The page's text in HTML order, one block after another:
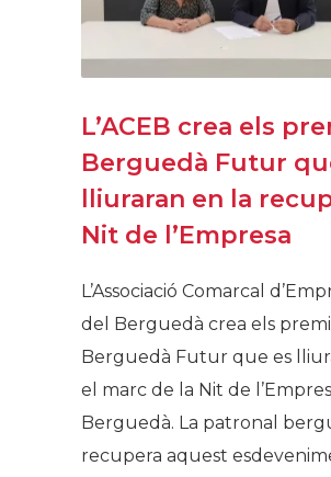
L’ACEB crea els
Berguedà Futur
lliuraran en la
Nit de l’Empresa
L’Associació Comarcal
del Berguedà crea els
Berguedà Futur que es
el marc de la Nit de
Berguedà. La patronal
recupera aquest